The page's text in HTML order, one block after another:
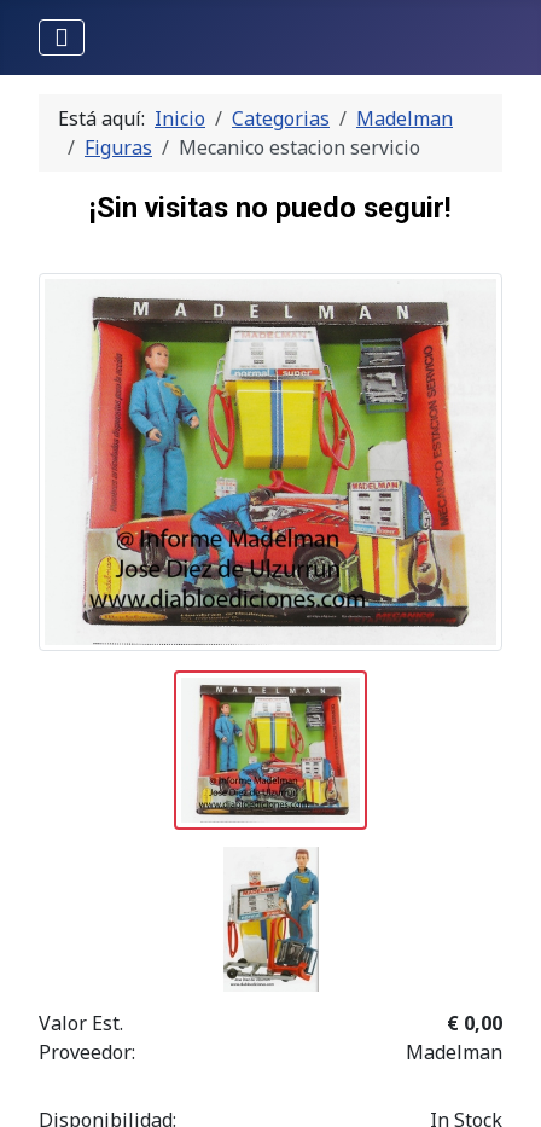
Está aquí: Inicio Categorias
Madelman
Figuras
Mecanico estacion servicio
¡Sin visitas no puedo seguir!
Valor Est.
€ 0,00
Proveedor:
Madelman
Disponibilidad:
In Stock